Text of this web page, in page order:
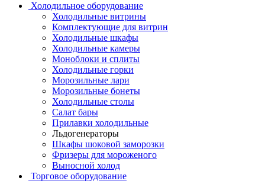
Холодильное оборудование
Холодильные витрины
Комплектующие для витрин
Холодильные шкафы
Холодильные камеры
Моноблоки и сплиты
Холодильные горки
Морозильные лари
Морозильные бонеты
Холодильные столы
Салат бары
Прилавки холодильные
Льдогенераторы
Шкафы шоковой заморозки
Фризеры для мороженого
Выносной холод
Торговое оборудование